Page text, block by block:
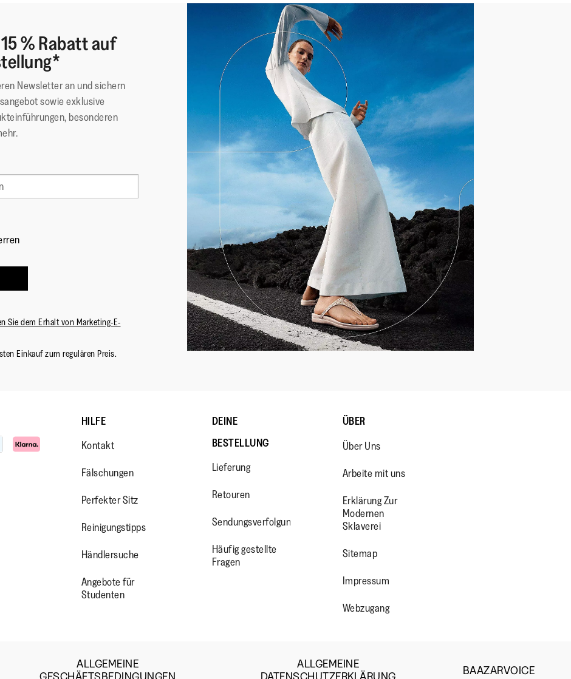
% Rabatt auf
Newsletter an und sichern
sowie exklusive
besonderen
Sie dem Erhalt von Marketing-E-
Einkauf zum regulären Preis.
FITFLOP?
WWW.INSTAGRAM.COM/FITFLOP/
HTTPS://WWW.YOUTUBE.COM/USER/FITFLOPFOOTWEAR
HILFE
Kontakt
Fälschungen
Perfekter Sitz
Reinigungstipps
Händlersuche
Angebote für
Studenten
DEINE
BESTELLUNG
Lieferung
Retouren
Sendungsverfolgung
Häufig gestellte
Fragen
ÜBER
Über Uns
Arbeite mit uns
Erklärung Zur
Modernen
Sklaverei
Sitemap
Impressum
Webzugang
ALLGEMEINE
ALLGEMEINE
BAAZARVOICE